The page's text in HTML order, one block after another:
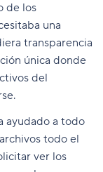
de los
una
transparencia
única donde
del
ayudado a todo
todo el
ver los